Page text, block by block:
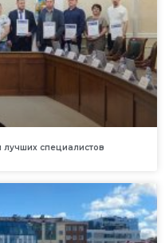
лучших специалистов